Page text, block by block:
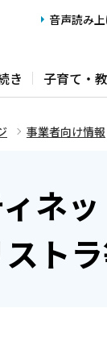
音声読み
き 子育て・
事業者向け情報
ネ
ト